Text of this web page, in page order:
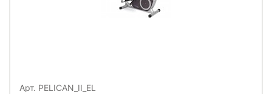
Арт. PELICAN_II_EL